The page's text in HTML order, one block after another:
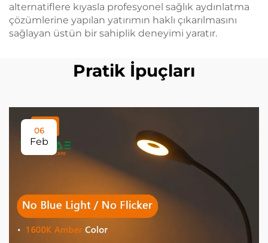
alternatiflere kıyasla profesyonel sağlık aydınlatma
çözümlerine yapılan yatırımın haklı çıkarılmasını
sağlayan üstün bir sahiplik deneyimi yaratır.
Pratik İpuçları
06
Feb